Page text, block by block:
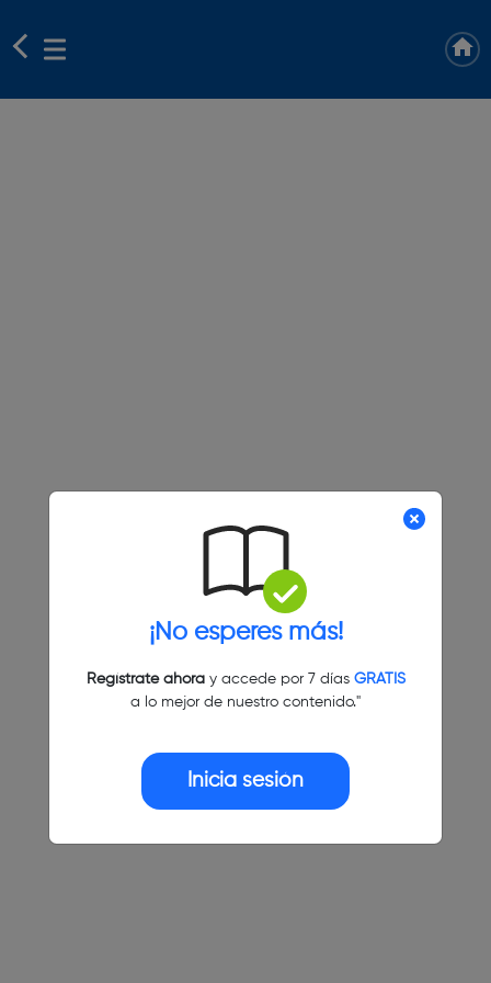
¡No esperes más!
Regístrate ahoray accede por 7 días GRATIS
a lo mejor de nuestro contenido."
Inicia sesión